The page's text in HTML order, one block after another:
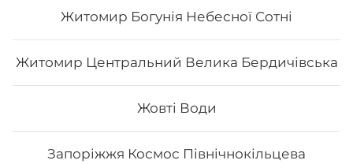
Житомир Богунія Небесної Сотні
Житомир Центральний Велика Бердичівська
Жовті Води
Запоріжжя Космос Північнокільцева
Вага: 235 г Склад: Норі, рис, салат, огірок, ікра тобіко,